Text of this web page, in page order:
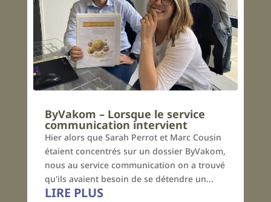
ByVakom – Lorsque le service
communication intervient
Hier alors que Sarah Perrot et Marc Cousin
étaient concentrés sur un dossier ByVakom,
nous au service communication on a trouvé
qu'ils avaient besoin de se détendre un...
LIRE PLUS